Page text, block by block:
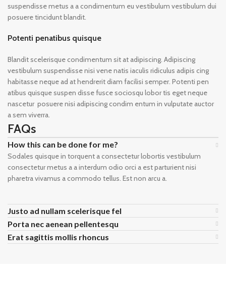
suspendisse metus a a condimentum eu vestibulum vestibulum dui
posuere tincidunt blandit.
Potenti penatibus quisque
Blandit scelerisque condimentum sit at adipiscing. Adipiscing
vestibulum suspendisse nisi vene natis iaculis ridiculus adipis cing
habitasse neque ad at hendrerit diam facilisi semper. Potenti pen
atibus quisque suspen disse fusce sociosqu lobor tis eget neque
nascetur posuere nisi adipiscing condim entum in vulputate auctor
a sem viverra.
FAQs
How this can be done for me?
Sodales quisque in torquent a consectetur lobortis vestibulum
consectetur metus a a interdum odio orci a est parturient nisi
pharetra vivamus a commodo tellus. Est non arcu a.
Justo ad nullam scelerisque fel
Porta nec aenean pellentesqu
Erat sagittis mollis rhoncus